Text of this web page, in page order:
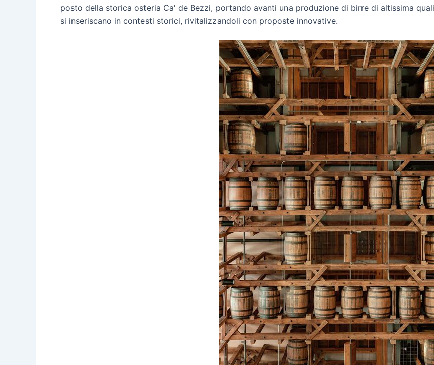
posto della storica osteria Ca' de Bezzi, portando avanti una produzione di birre di altissima
si inseriscano in contesti storici, rivitalizzandoli con proposte innovative.